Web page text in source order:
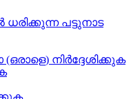
പട്ടുനാട
നിര്‍ദ്ദേശിക്കുക